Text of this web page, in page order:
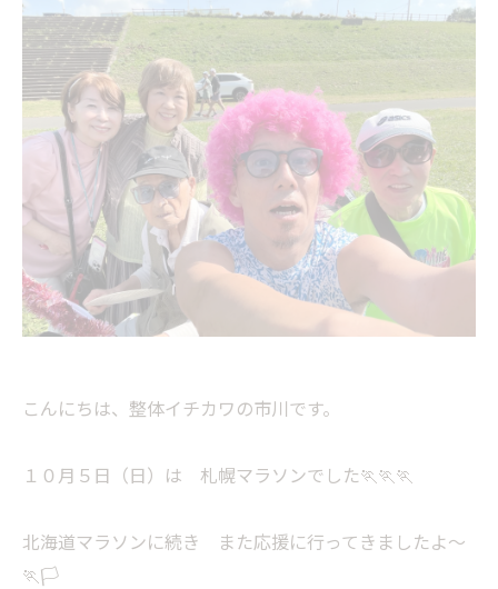
こんにちは、整体イチカワの市川です。
１０月５日（日）は 札幌マラソンでした🏃🏃🏃
北海道マラソンに続き また応援に行ってきましたよ～
🏃🏳